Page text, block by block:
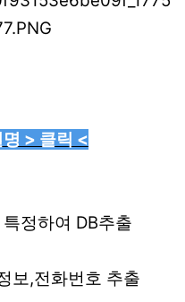
> 클릭 <
정하여 DB추출
보,전화번호 추출